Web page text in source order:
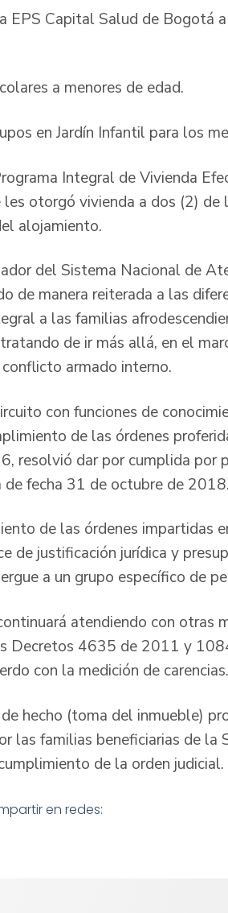
EPS Capital Salud de Bogotá
a menores de edad.
en Jardín Infantil para los
Integral de Vivienda
otorgó vivienda a dos (2) de
alojamiento.
del Sistema Nacional de
de manera reiterada a las
a las familias
de ir más allá, en el
armado interno.
con funciones de
de las órdenes
resolvió dar por cumplida por
fecha 31 de octubre de 2018.
de las órdenes impartidas
de justificación jurídica y
a un grupo específico de
atendiendo con otras
Decretos 4635 de 2011 y
con la medición de carencias.
hecho (toma del inmueble)
las familias beneficiarias de la
de la orden judicial.
en redes: